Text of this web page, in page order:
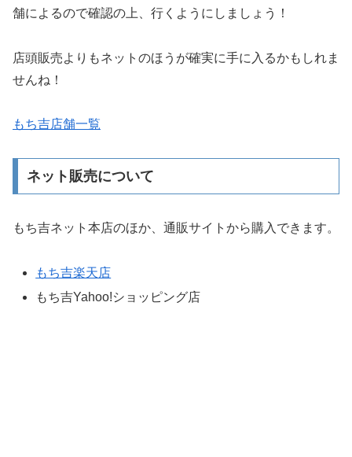
舗によるので確認の上、行くようにしましょう！
店頭販売よりもネットのほうが確実に手に入るかもしれま
せんね！
もち吉店舗一覧
ネット販売について
もち吉ネット本店のほか、通販サイトから購入できます。
もち吉楽天店
もち吉Yahoo!ショッピング店